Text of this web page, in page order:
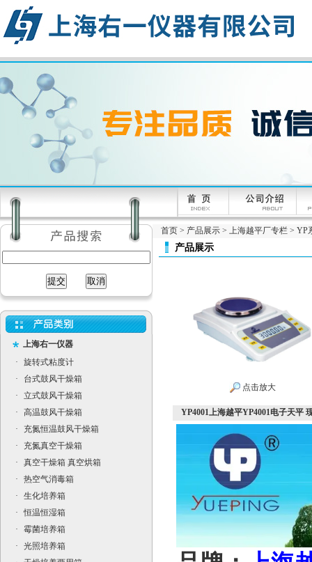
上海右一仪器
·
旋转式粘度计
·
台式鼓风干燥箱
·
立式鼓风干燥箱
·
高温鼓风干燥箱
·
充氮恒温鼓风干燥箱
·
充氮真空干燥箱
·
真空干燥箱 真空烘箱
·
热空气消毒箱
·
生化培养箱
·
恒温恒湿箱
·
霉菌培养箱
·
光照培养箱
首页 > 产品展示 > 上海越平厂专栏 > YP
产品展示
点击放大
YP4001上海越平YP4001电子天平